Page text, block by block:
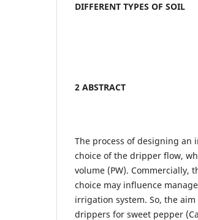
DIFFERENT TYPES OF SOIL
2 ABSTRACT
The process of designing an
choice of the dripper flow,
volume (PW). Commercially,
choice may influence
irrigation system. So, the
drippers for sweet pepper